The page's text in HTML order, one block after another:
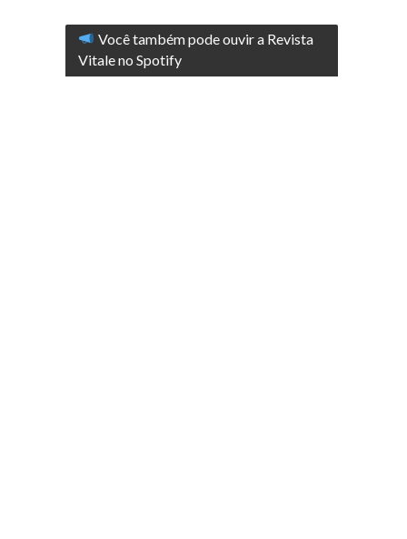
Você também pode ouvir a Revista
Vitale no Spotify